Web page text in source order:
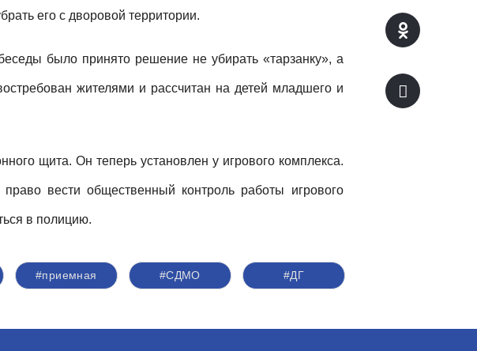
его с дворовой территории.
было принято решение не убирать «тарзанку», а
жителями и рассчитан на детей младшего и
щита. Он теперь установлен у игрового комплекса.
вести общественный контроль работы игрового
в полицию.
#приемная #СДМО #ДГ